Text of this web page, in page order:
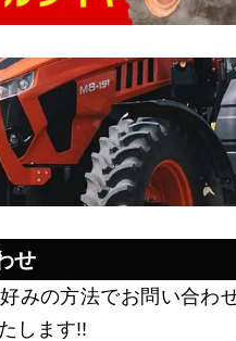
せ
みの方法でお問い合わ
します!!